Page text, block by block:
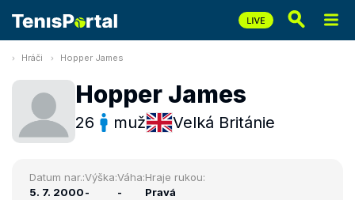
Hráči Hopper James
Hopper James
26 muž Velká Británie
Datum nar.:
5. 7. 2000
Výška:
-
Váha:
-
Hraje rukou:
Pravá